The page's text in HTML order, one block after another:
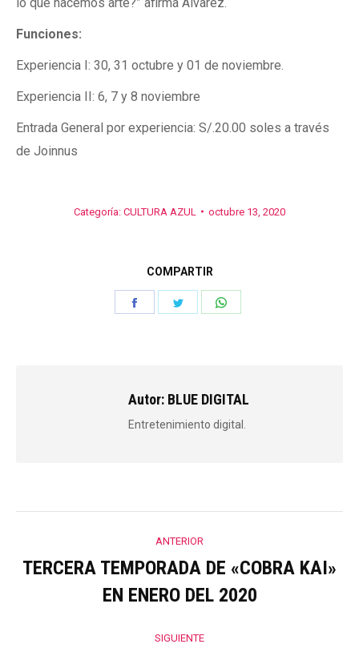
Funciones:
Experiencia I: 30, 31 octubre y 01 de noviembre.
Experiencia II: 6, 7 y 8 noviembre
Entrada General por experiencia: S/.20.00 soles a través
de Joinnus
Categoría: CULTURA AZUL octubre 13, 2020
COMPARTIR
Autor: BLUE DIGITAL
Entretenimiento digital.
Navegación
entre
ANTERIOR
anterior:
TERCERA TEMPORADA DE «COBRA KAI»
EN ENERO DEL 2020
SIGUIENTE